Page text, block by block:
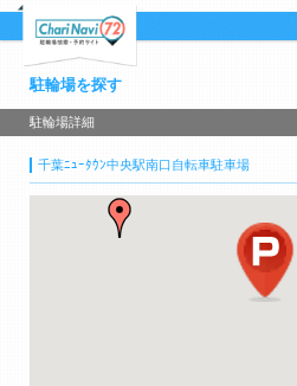
駐輪場を探す
駐輪場詳細
千葉ﾆｭｰﾀｳﾝ中央駅南口自転車駐車場